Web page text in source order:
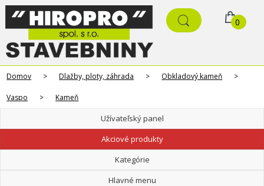
0
Domov > Dlažby, ploty, záhrada > Obkladový kameň >
Vaspo > Kameň
Užívateľský panel
Akciové produkty
Kategórie
Hlavné menu